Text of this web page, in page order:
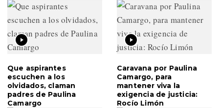
Que aspirantes
escuchen a los
olvidados, claman
padres de Paulina
Camargo
Caravana por Paulina
Camargo, para
mantener viva la
exigencia de justicia:
Rocío Limón